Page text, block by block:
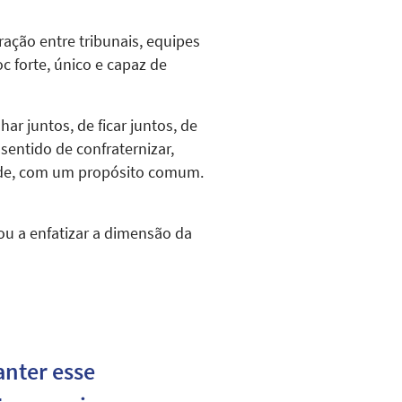
entre tribunais, equipes
forte, único e capaz de
juntos, de ficar juntos, de
de confraternizar,
com um propósito comum.
a enfatizar a dimensão da
esse